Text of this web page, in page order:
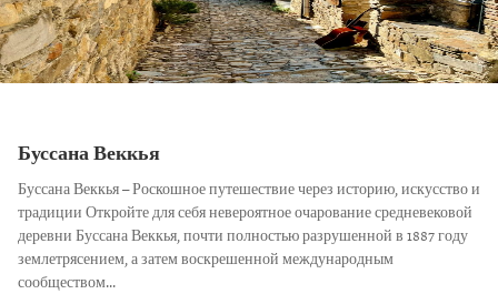
Буссана Веккья
Буссана Веккья – Роскошное путешествие через историю, искусство и
традиции Откройте для себя невероятное очарование средневековой
деревни Буссана Веккья, почти полностью разрушенной в 1887 году
землетрясением, а затем воскрешенной международным
сообществом...